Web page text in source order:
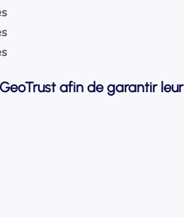
afin de garantir leur